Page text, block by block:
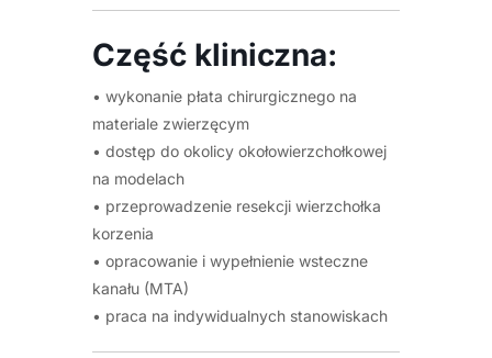
Część kliniczna:
• wykonanie płata chirurgicznego na
materiale zwierzęcym
• dostęp do okolicy okołowierzchołkowej
na modelach
• przeprowadzenie resekcji wierzchołka
korzenia
• opracowanie i wypełnienie wsteczne
kanału (MTA)
• praca na indywidualnych stanowiskach